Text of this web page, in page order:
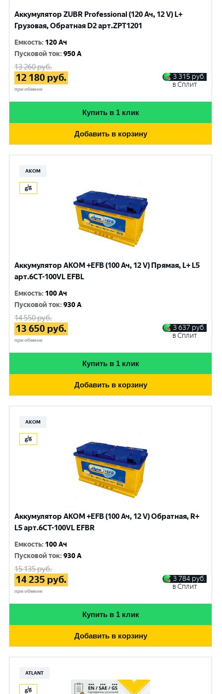
Аккумулятор ZUBR Professional (120 Ач, 12 V) L+
Грузовая, Обратная D2 арт.ZPT1201
Емкость: 120 Ач
Пусковой ток:950 A
13 260руб.
12 180 руб.
при обмене
3 315 руб.
в Сплит
Купить в 1 клик
Добавить в корзину
АКОМ
Аккумулятор AKOM +EFB (100 Ач, 12 V) Прямая, L+ L5
арт.6СТ-100VL EFBL
Емкость: 100 Ач
Пусковой ток:930 A
14 550руб.
13 650 руб.
при обмене
3 637 руб.
в Сплит
Купить в 1 клик
Добавить в корзину
АКОМ
Аккумулятор AKOM +EFB (100 Ач, 12 V) Обратная, R+
L5 арт.6СТ-100VL EFBR
Емкость: 100 Ач
Пусковой ток:930 A
15 135руб.
14 235 руб.
при обмене
3 784 руб.
в Сплит
Купить в 1 клик
Добавить в корзину
ATLANT